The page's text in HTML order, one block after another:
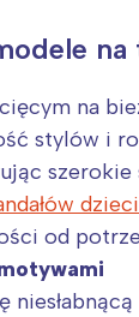
na
na
stylów i
szerokie
od